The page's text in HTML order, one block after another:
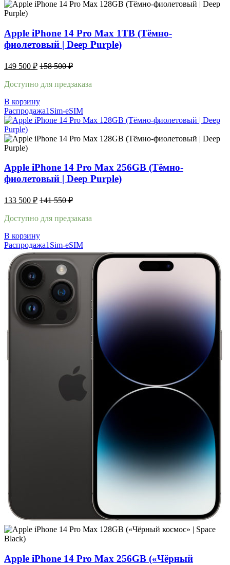
Apple iPhone 14 Pro Max 1TB (Тёмно-
фиолетовый | Deep Purple)
149 500 ₽ 158 500₽
Доступно для предзаказа
В корзину
Распродажа1Sim-eSIM
Apple iPhone 14 Pro Max 256GB (Тёмно-
фиолетовый | Deep Purple)
133 500 ₽ 141 550₽
Доступно для предзаказа
В корзину
Распродажа1Sim-eSIM
Apple iPhone 14 Pro Max 256GB («Чёрный